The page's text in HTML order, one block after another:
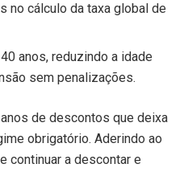
no cálculo da taxa global de
anos, reduzindo a idade
sem penalizações.
de descontos que deixa
obrigatório. Aderindo ao
continuar a descontar e